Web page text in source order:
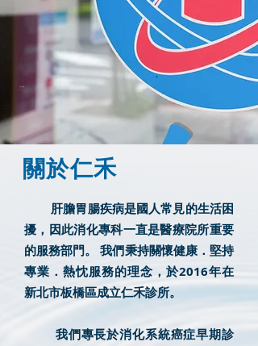
關於仁禾
肝膽胃腸疾病是國人常見的生活困
擾，因此消化專科一直是醫療院所重要
的服務部門。 我們秉持關懷健康．堅持
專業．熱忱服務的理念，於2016年在
新北市板橋區成立仁禾診所。
我們專長於消化系統癌症早期診